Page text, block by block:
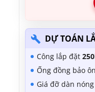
DỰ TOÁN
Công lắp đặt
Ống đồng bảo
Giá đỡ dàn